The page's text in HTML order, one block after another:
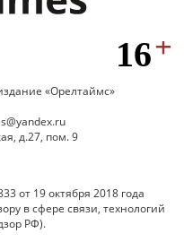
«Орелтаймс»
д.27, пом. 9
от 19 октября 2018 года
в сфере связи, технологий
РФ).